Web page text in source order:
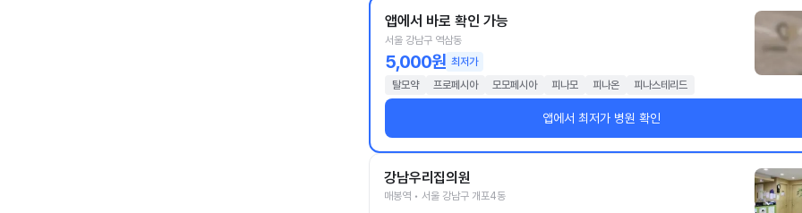
앱에서 바로 확인 가능
서울 강남구 역삼동
5,000원 최저가
탈모약
프로페시아 모모페시아 피나모 피나온 피나스테리드
앱에서 최저가 병원 확인
강남우리집의원
매봉역 • 서울 강남구 개포4동